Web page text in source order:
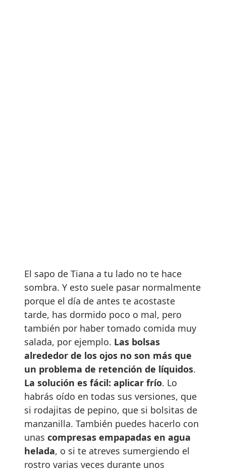
El sapo de Tiana a tu lado no te hace
sombra. Y esto suele pasar normalmente
porque el día de antes te acostaste
tarde, has dormido poco o mal, pero
también por haber tomado comida muy
salada, por ejemplo. Las bolsas
alrededor de los ojos no son más que
un problema de retención de líquidos.
La solución es fácil: aplicar frío. Lo
habrás oído en todas sus versiones, que
si rodajitas de pepino, que si bolsitas de
manzanilla. También puedes hacerlo con
unas compresas empapadas en agua
helada, o si te atreves sumergiendo el
rostro varias veces durante unos